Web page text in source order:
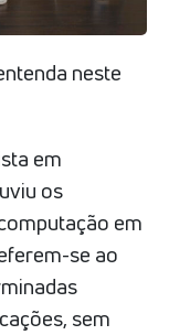
neste
em
os
em
se ao
sem